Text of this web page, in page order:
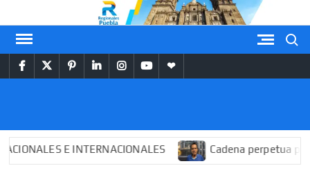
al
contenido
facebooktwitterpinterest
linkedininstagram
youtubethemespiral
PUEBLA
E INTERNACIONALES Cadena perpetua para